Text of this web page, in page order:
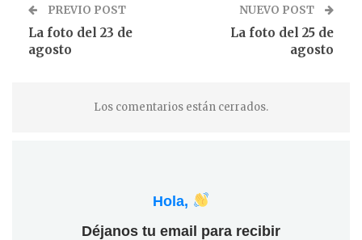
PREVIO POST
La foto del 23 de
agosto
NUEVO POST
La foto del 25 de
agosto
Los comentarios están cerrados.
Hola,
Déjanos tu email para recibir